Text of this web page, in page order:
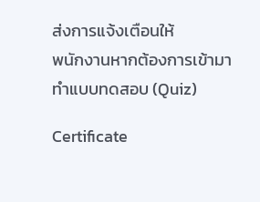
ส่งการแจ้งเตือนให้
พนักงานหากต้องการเข้ามา
ทำแบบทดสอบ (Quiz)
Certificate